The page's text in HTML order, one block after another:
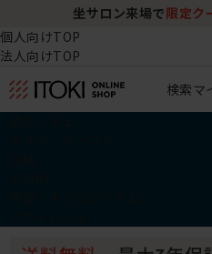
坐サロン来場で 限定ク
個人向けTOP
法人向けTOP
検索マ